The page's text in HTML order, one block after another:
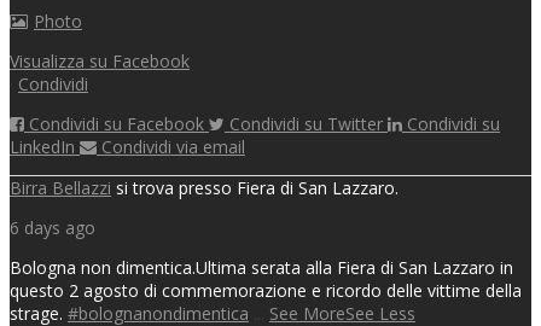
Photo
Visualizza su Facebook
Condividi
Condividi su Facebook
Condividi su Twitter
Condividi su
LinkedIn
Condividi via email
Birra Bellazzi si trova presso Fiera di San Lazzaro.
6 days ago
Bologna non dimentica.Ultima serata alla Fiera di San Lazzaro in
questo 2 agosto di commemorazione e ricordo delle vittime della
strage. #bolognanondimentica See MoreSee Less